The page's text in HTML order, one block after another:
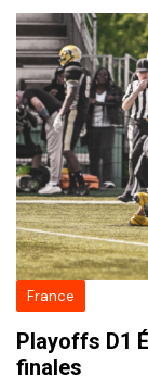
France
Playoffs D1
finales